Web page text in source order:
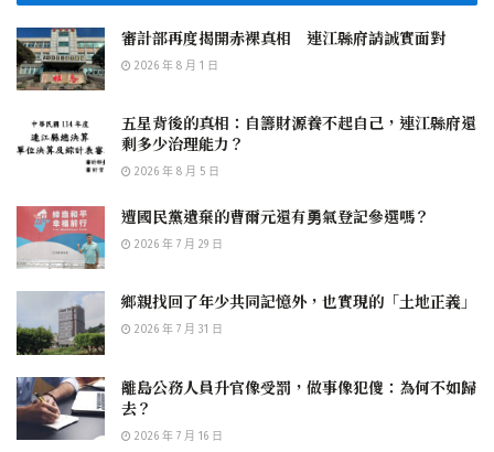
審計部再度揭開赤裸真相 連江縣府請誠實面對
2026 年 8 月 1 日
五星背後的真相：自籌財源養不起自己，連江縣府還
剩多少治理能力？
2026 年 8 月 5 日
遭國民黨遺棄的曹爾元還有勇氣登記參選嗎？
2026 年 7 月 29 日
鄉親找回了年少共同記憶外，也實現的「土地正義」
2026 年 7 月 31 日
離島公務人員升官像受罰，做事像犯傻：為何不如歸
去？
2026 年 7 月 16 日